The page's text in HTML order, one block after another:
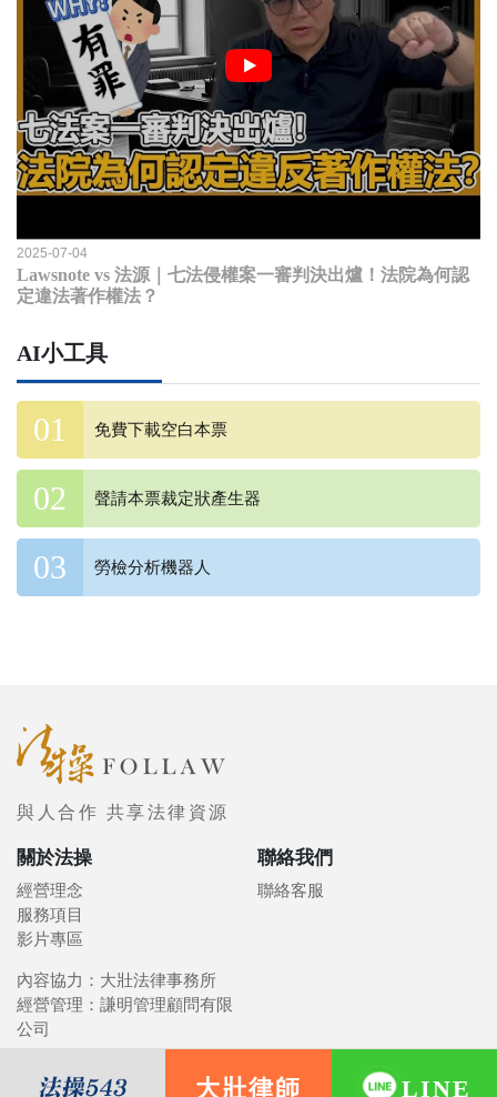
2025-07-04
Lawsnote vs 法源｜七法侵權案一審判決出爐！法院為何認
定違法著作權法？
AI小工具
免費下載空白本票
聲請本票裁定狀產生器
勞檢分析機器人
與人合作 共享法律資源
關於法操
經營理念
服務項目
影片專區
聯絡我們
聯絡客服
內容協力：大壯法律事務所
經營管理：謙明管理顧問有限
公司
大壯律師 LINE